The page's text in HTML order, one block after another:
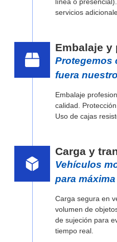
servicios
Embalaje y
Protegemos
fuera
Embalaje
calidad.
Uso de cajas
Carga y
Vehículos
para
Carga segura en
volumen de
de sujeción para
tiempo real.